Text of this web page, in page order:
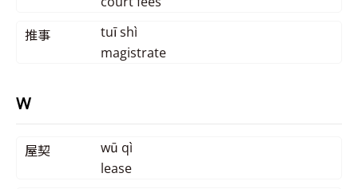
推事
tuī shì
magistrate
W
屋契
wū qì
lease